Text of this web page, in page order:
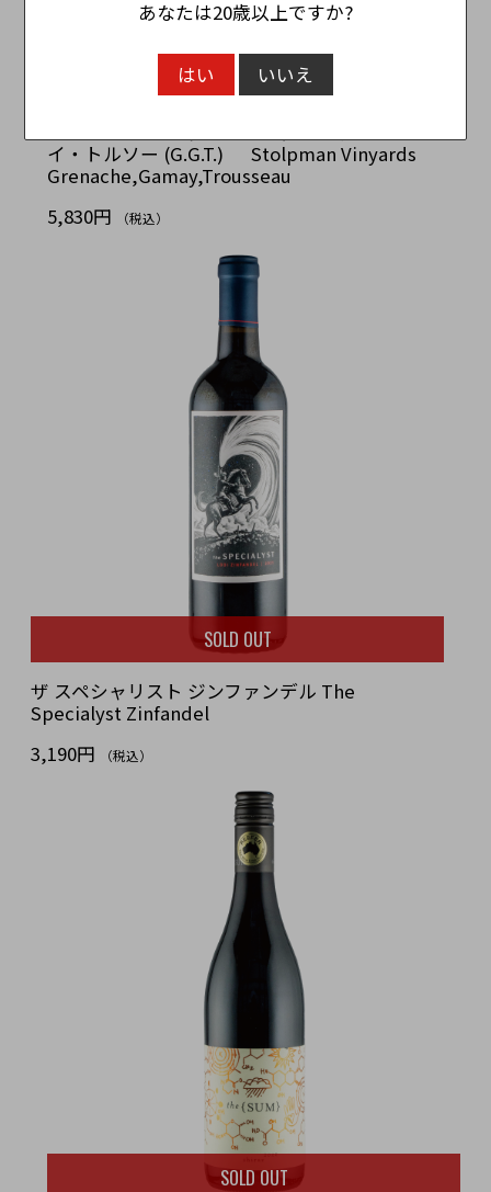
イ・トルソー (G.G.T.) Stolpman Vinyards
Grenache,Gamay,Trousseau
5,830円
（税込）
SOLD OUT
ザ スペシャリスト ジンファンデル The
Specialyst Zinfandel
3,190円
（税込）
SOLD OUT
あなたは20歳以上ですか?
はい いいえ